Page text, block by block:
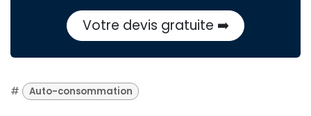
Vo​tre devis gratuite ➡️
# Auto-consommation